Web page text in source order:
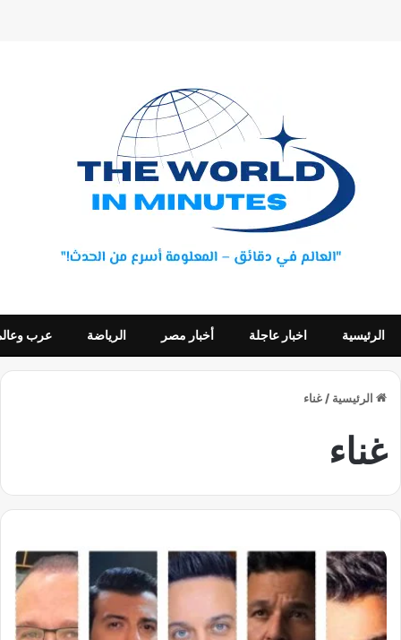
الرئيسية اخبار عاجلة أخبار مصر الرياضة عرب
الرئيسية / غناء
غناء